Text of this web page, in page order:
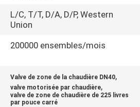
L/C, T/T, D/A, D/P, Western
Union
200000 ensembles/mois
Valve de zone de la chaudière DN40,
valve motorisée par chaudière,
valve de zone de chaudière de 225 livres
par pouce carré